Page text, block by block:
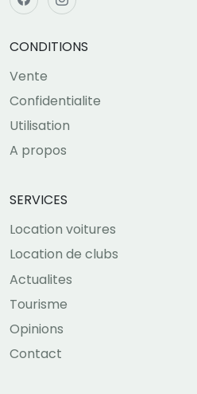
CONDITIONS
Vente
Confidentialite
Utilisation
A propos
SERVICES
Location voitures
Location de clubs
Actualites
Tourisme
Opinions
Contact